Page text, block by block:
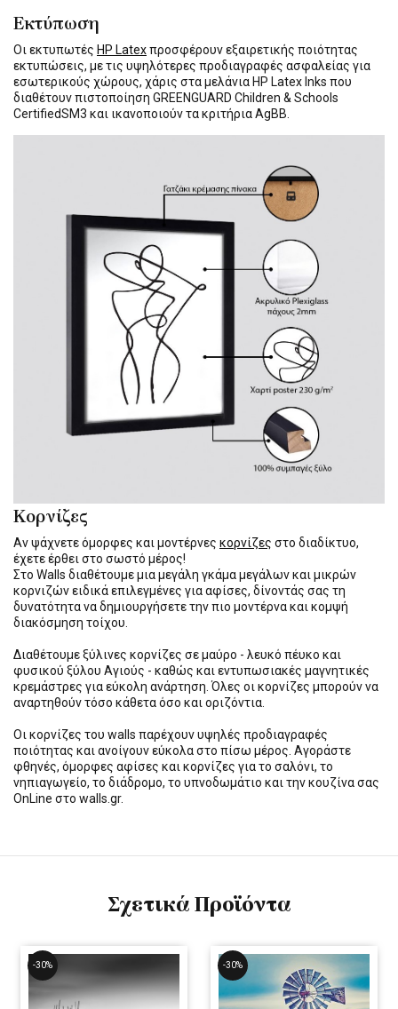
Εκτύπωση
Οι εκτυπωτές HP Latexπροσφέρουν εξαιρετικής ποιότητας
εκτυπώσεις, με τις υψηλότερες προδιαγραφές ασφαλείας για
εσωτερικούς χώρους, χάρις στα μελάνια HP Latex Inks που
διαθέτουν πιστοποίηση GREENGUARD Children & Schools
CertifiedSM3 και ικανοποιούν τα κριτήρια AgBB.
Κορνίζες
Αν ψάχνετε όμορφες και μοντέρνες κορνίζες στο διαδίκτυο,
έχετε έρθει στο σωστό μέρος!
Στο Walls διαθέτουμε μια μεγάλη γκάμα μεγάλων και μικρών
κορνιζών ειδικά επιλεγμένες για αφίσες, δίνοντάς σας τη
δυνατότητα να δημιουργήσετε την πιο μοντέρνα και κομψή
διακόσμηση τοίχου.
Διαθέτουμε ξύλινες κορνίζες σε μαύρο - λευκό πέυκο και
φυσικού ξύλου Αγιούς - καθώς και εντυπωσιακές μαγνητικές
κρεμάστρες για εύκολη ανάρτηση. Όλες οι κορνίζες μπορούν να
αναρτηθούν τόσο κάθετα όσο και οριζόντια.
Οι κορνίζες του walls παρέχουν υψηλές προδιαγραφές
ποιότητας και ανοίγουν εύκολα στο πίσω μέρος. Αγοράστε
φθηνές, όμορφες αφίσες και κορνίζες για το σαλόνι, το
νηπιαγωγείο, το διάδρομο, το υπνοδωμάτιο και την κουζίνα σας
OnLine στο walls.gr.
Σχετικά Προϊόντα
-30% -30%